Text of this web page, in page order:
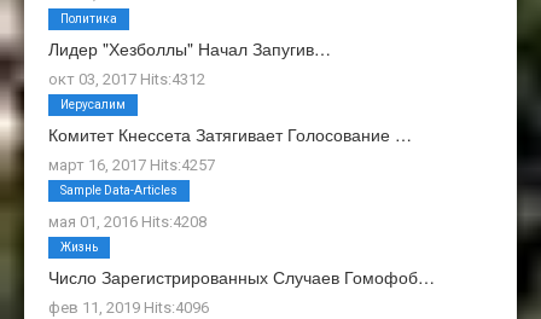
Лидер "Хезболлы" Начал Запугив…
окт 03, 2017 Hits:4312
Политика
Комитет Кнессета Затягивает Голосование …
март 16, 2017 Hits:4257
Иерусалим
О Нас
мая 01, 2016 Hits:4208
Sample Data-Articles
Число Зарегистрированных Случаев Гомофоб…
фев 11, 2019 Hits:4096
Жизнь